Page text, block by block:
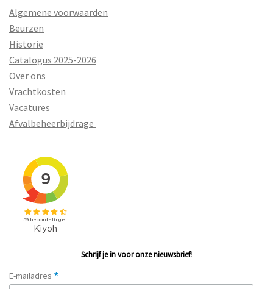
Algemene voorwaarden
Beurzen
Historie
Catalogus 2025-2026
Over ons
Vrachtkosten
Vacatures
Afvalbeheerbijdrage
Schrijf je in voor onze nieuwsbrief!
E-mailadres *